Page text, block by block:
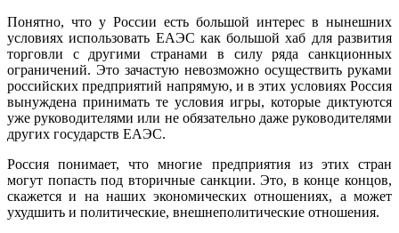
Понятно, что у России есть большой интерес в нынешних
условиях использовать ЕАЭС как большой хаб для развития
торговли с другими странами в силу ряда санкционных
ограничений. Это зачастую невозможно осуществить руками
российских предприятий напрямую, и в этих условиях Россия
вынуждена принимать те условия игры, которые диктуются
уже руководителями или не обязательно даже руководителями
других государств ЕАЭС.
Россия понимает, что многие предприятия из этих стран
могут попасть под вторичные санкции. Это, в конце концов,
скажется и на наших экономических отношениях, а может
ухудшить и политические, внешнеполитические отношения.